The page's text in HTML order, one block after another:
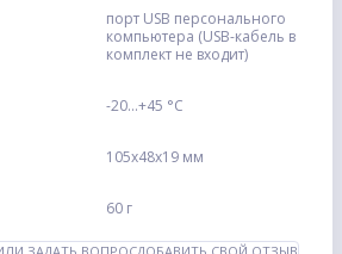
порт USB персонального
компьютера (USB-кабель в
комплект не входит)
-20...+45 °C
105х48х19 мм
60 г